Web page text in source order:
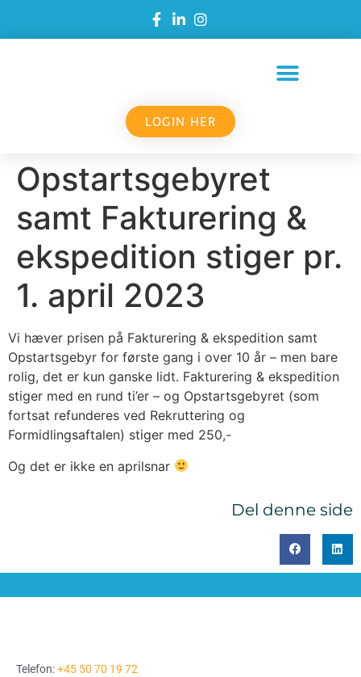
LOGIN HER
Opstartsgebyret
samt Fakturering &
ekspedition stiger pr.
1. april 2023
Vi hæver prisen på Fakturering & ekspedition samt
Opstartsgebyr for første gang i over 10 år – men bare
rolig, det er kun ganske lidt. Fakturering & ekspedition
stiger med en rund ti’er – og Opstartsgebyret (som
fortsat refunderes ved Rekruttering og
Formidlingsaftalen) stiger med 250,-
Og det er ikke en aprilsnar
Del denne side
Telefon:+45 50 70 19 72